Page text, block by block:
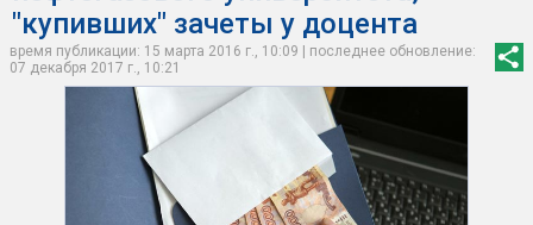
"купивших" зачеты у доцента
время публикации: 15 марта 2016 г., 10:09 | последнее обновление:
07 декабря 2017 г., 10:21